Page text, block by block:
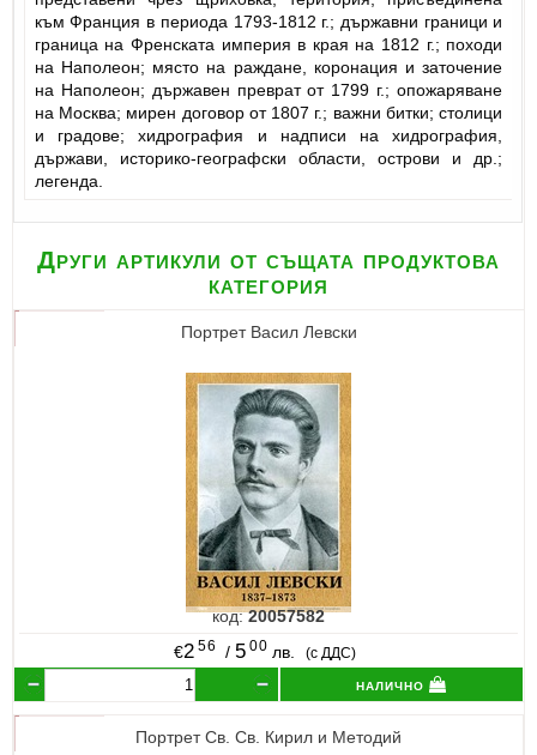
към Франция в периода 1793-1812 г.; държавни граници и
граница на Френската империя в края на 1812 г.; походи
на Наполеон; място на раждане, коронация и заточение
на Наполеон; държавен преврат от 1799 г.; опожаряване
на Москва; мирен договор от 1807 г.; важни битки; столици
и градове; хидрография и надписи на хидрография,
държави, историко-географски области, острови и др.;
легенда.
Други артикули от същата продуктова
категория
Портрет Васил Левски
код:20057582
€2 56 / 5 00 лв. (с ДДС)
налично
Портрет Св. Св. Кирил и Методий